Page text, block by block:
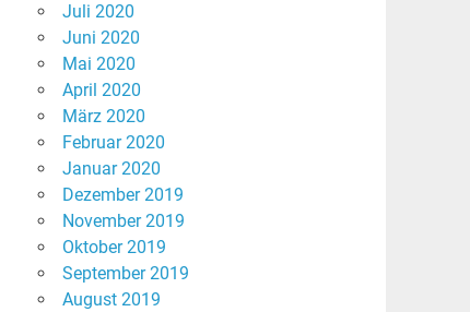
Juli 2020
Juni 2020
Mai 2020
April 2020
März 2020
Februar 2020
Januar 2020
Dezember 2019
November 2019
Oktober 2019
September 2019
August 2019